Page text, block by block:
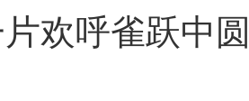
欢呼雀跃中